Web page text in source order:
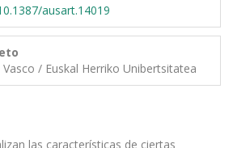
ausart.14019
/ Euskal Herriko Unibertsitatea
las características de ciertas